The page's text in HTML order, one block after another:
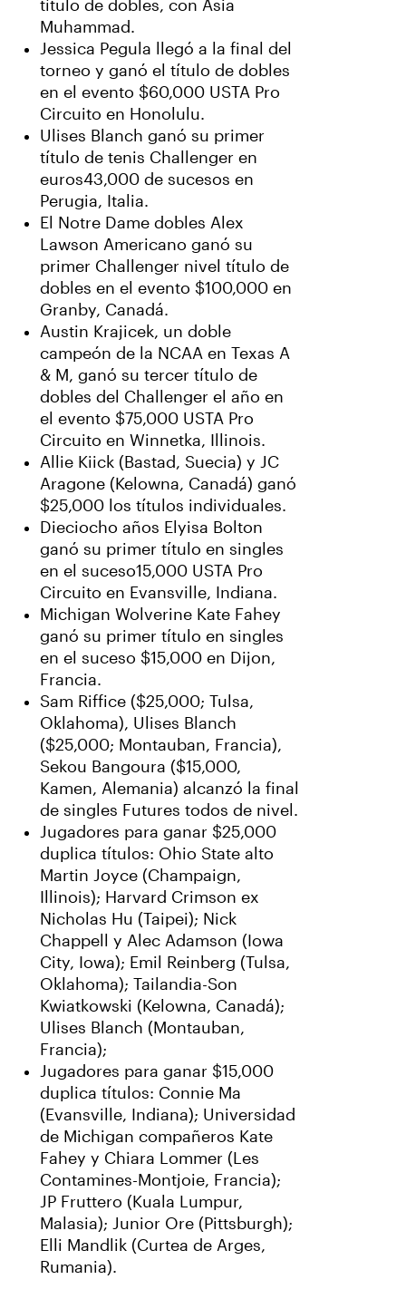
título de dobles, con Asia
Muhammad.
Jessica Pegula llegó a la final del
torneo y ganó el título de dobles
en el evento $60,000 USTA Pro
Circuito en Honolulu.
Ulises Blanch ganó su primer
título de tenis Challenger en
euros43,000 de sucesos en
Perugia, Italia.
El Notre Dame dobles Alex
Lawson Americano ganó su
primer Challenger nivel título de
dobles en el evento $100,000 en
Granby, Canadá.
Austin Krajicek, un doble
campeón de la NCAA en Texas A
& M, ganó su tercer título de
dobles del Challenger el año en
el evento $75,000 USTA Pro
Circuito en Winnetka, Illinois.
Allie Kiick (Bastad, Suecia) y JC
Aragone (Kelowna, Canadá) ganó
$25,000 los títulos individuales.
Dieciocho años Elyisa Bolton
ganó su primer título en singles
en el suceso15,000 USTA Pro
Circuito en Evansville, Indiana.
Michigan Wolverine Kate Fahey
ganó su primer título en singles
en el suceso $15,000 en Dijon,
Francia.
Sam Riffice ($25,000; Tulsa,
Oklahoma), Ulises Blanch
($25,000; Montauban, Francia),
Sekou Bangoura ($15,000,
Kamen, Alemania) alcanzó la final
de singles Futures todos de nivel.
Jugadores para ganar $25,000
duplica títulos: Ohio State alto
Martin Joyce (Champaign,
Illinois); Harvard Crimson ex
Nicholas Hu (Taipei); Nick
Chappell y Alec Adamson (Iowa
City, Iowa); Emil Reinberg (Tulsa,
Oklahoma); Tailandia-Son
Kwiatkowski (Kelowna, Canadá);
Ulises Blanch (Montauban,
Francia);
Jugadores para ganar $15,000
duplica títulos: Connie Ma
(Evansville, Indiana); Universidad
de Michigan compañeros Kate
Fahey y Chiara Lommer (Les
Contamines-Montjoie, Francia);
JP Fruttero (Kuala Lumpur,
Malasia); Junior Ore (Pittsburgh);
Elli Mandlik (Curtea de Arges,
Rumania).